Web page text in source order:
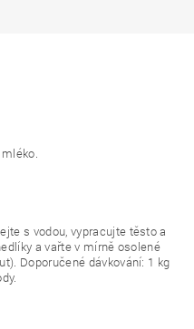
s vodou, vypracujte těsto a
a vařte v mírně osolené
Doporučené dávkování: 1 kg